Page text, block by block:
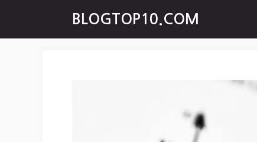
content
BLOGTOP10.COM